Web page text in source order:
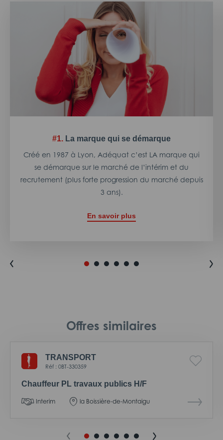
#1. La marque qui se démarque
Créé en 1987 à Lyon, Adéquat c’est LA marque qui
se démarque sur le marché de l’intérim et du
recrutement (plus forte progression du marché depuis
3 ans).
En savoir plus
Offres similaires
TRANSPORT
Réf : 0BT-330359
Chauffeur PL travaux publics H/F
Interim la Boissière-de-Montaigu